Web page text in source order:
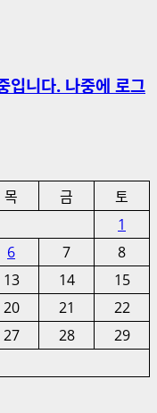
니다. 나중에 로그
목 금
토
1
6 7
8
13 14
15
20 21
22
27 28
29